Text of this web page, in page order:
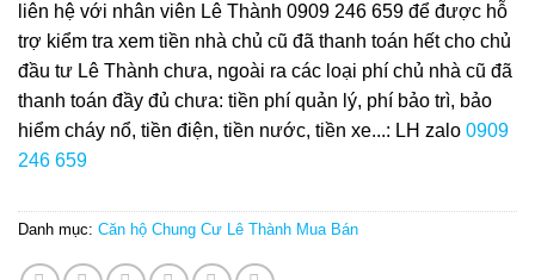
liên hệ với nhân viên Lê Thành 0909 246 659 để được hỗ
trợ kiểm tra xem tiền nhà chủ cũ đã thanh toán hết cho chủ
đầu tư Lê Thành chưa, ngoài ra các loại phí chủ nhà cũ đã
thanh toán đầy đủ chưa: tiền phí quản lý, phí bảo trì, bảo
hiểm cháy nổ, tiền điện, tiền nước, tiền xe...: LH zalo 0909
246 659
Danh mục: Căn hộ Chung Cư Lê Thành Mua Bán